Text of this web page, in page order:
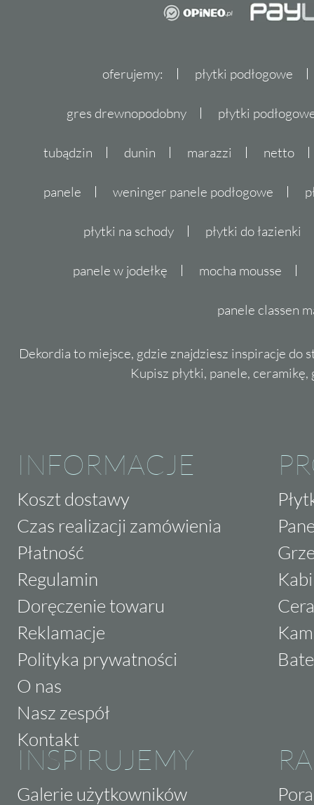
oferujemy: płytki podłogowe
gres drewnopodobny płytki
tubądzin dunin marazzi netto
panele weninger panele podłogowe
płytki na schody płytki do łazienki
panele w jodełkę mocha mousse
panele classen
Dekordia to miejsce, gdzie znajdziesz inspiracje do
Kupisz płytki, panele,
INFORMACJE
Koszt dostawy
Czas realizacji zamówienia
Płatność
Regulamin
Doręczenie towaru
Reklamacje
Polityka prywatności
O nas
Nasz zespół
Kontakt
INSPIRUJEMY
Galerie użytkowników